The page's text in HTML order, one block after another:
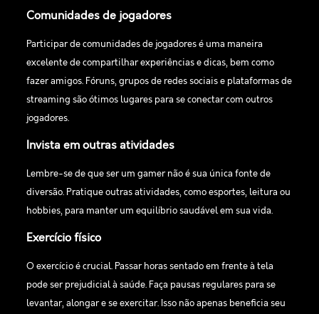
Comunidades de jogadores
Participar de comunidades de jogadores é uma maneira
excelente de compartilhar experiências e dicas, bem como
fazer amigos. Fóruns, grupos de redes sociais e plataformas de
streaming são ótimos lugares para se conectar com outros
jogadores.
Invista em outras atividades
Lembre-se de que ser um gamer não é sua única fonte de
diversão. Pratique outras atividades, como esportes, leitura ou
hobbies, para manter um equilíbrio saudável em sua vida.
Exercício físico
O exercício é crucial. Passar horas sentado em frente à tela
pode ser prejudicial à saúde. Faça pausas regulares para se
levantar, alongar e se exercitar. Isso não apenas beneficia seu